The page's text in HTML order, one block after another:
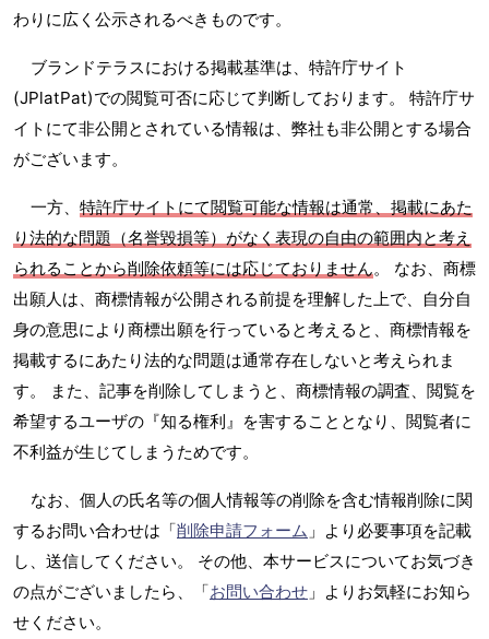
わりに広く公示されるべきものです。
ブランドテラスにおける掲載基準は、特許庁サイト
(JPlatPat)での閲覧可否に応じて判断しております。 特許庁サ
イトにて非公開とされている情報は、弊社も非公開とする場合
がございます。
一方、 特許庁サイトにて閲覧可能な情報は通常、掲載にあた
り法的な問題（名誉毀損等）がなく表現の自由の範囲内と考え
られることから削除依頼等には応じておりません。 なお、商標
出願人は、商標情報が公開される前提を理解した上で、自分自
身の意思により商標出願を行っていると考えると、商標情報を
掲載するにあたり法的な問題は通常存在しないと考えられま
す。 また、記事を削除してしまうと、商標情報の調査、閲覧を
希望するユーザの『知る権利』を害することとなり、閲覧者に
不利益が生じてしまうためです。
なお、個人の氏名等の個人情報等の削除を含む情報削除に関
するお問い合わせは「削除申請フォーム 」より必要事項を記載
し、送信してください。 その他、本サービスについてお気づき
の点がございましたら、「お問い合わせ 」よりお気軽にお知ら
せください。